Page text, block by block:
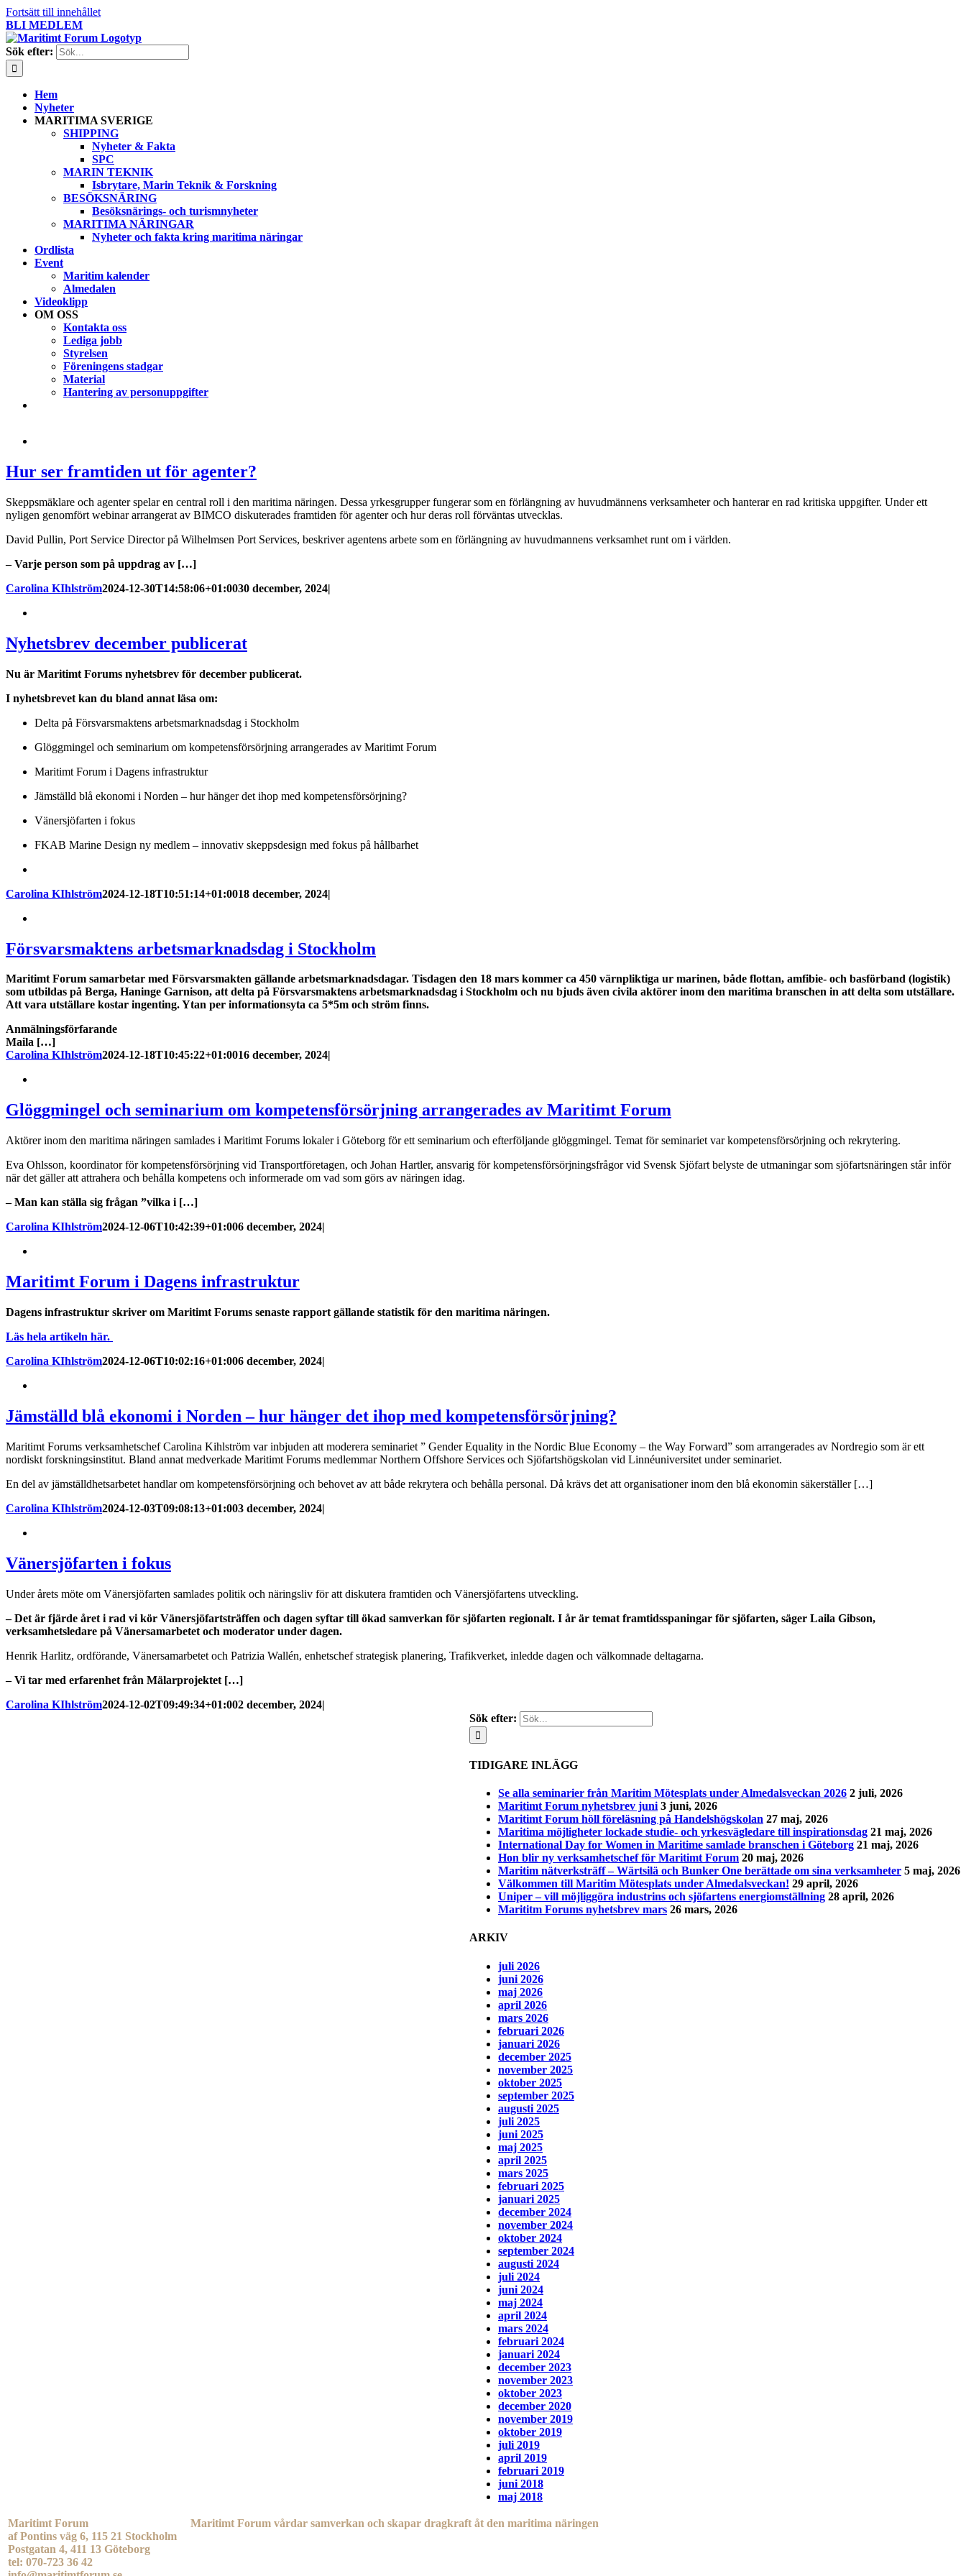
Fortsätt till innehållet
BLI MEDLEM
Sök efter:
Hem
Nyheter
MARITIMA SVERIGE
SHIPPING
Nyheter & Fakta
SPC
MARIN TEKNIK
Isbrytare, Marin Teknik & Forskning
BESÖKSNÄRING
Besöksnärings- och turismnyheter
MARITIMA NÄRINGAR
Nyheter och fakta kring maritima näringar
Ordlista
Event
Maritim kalender
Almedalen
Videoklipp
OM OSS
Kontakta oss
Lediga jobb
Styrelsen
Föreningens stadgar
Material
Hantering av personuppgifter
Hur ser framtiden ut för agenter?
Skeppsmäklare och agenter spelar en central roll i den maritima näringen. Dessa yrkesgrupper fungerar som en förlängning av huvudmännens verksamheter och hanterar en rad kritiska uppgifter. Under ett
nyligen genomfört webinar arrangerat av BIMCO diskuterades framtiden för agenter och hur deras roll förväntas utvecklas.
David Pullin, Port Service Director på Wilhelmsen Port Services, beskriver agentens arbete som en förlängning av huvudmannens verksamhet runt om i världen.
– Varje person som på uppdrag av […]
Carolina KIhlström2024-12-30T14:58:06+01:0030 december, 2024|
Nyhetsbrev december publicerat
Nu är Maritimt Forums nyhetsbrev för december publicerat.
I nyhetsbrevet kan du bland annat läsa om:
Delta på Försvarsmaktens arbetsmarknadsdag i Stockholm
Glöggmingel och seminarium om kompetensförsörjning arrangerades av Maritimt Forum
Maritimt Forum i Dagens infrastruktur
Jämställd blå ekonomi i Norden – hur hänger det ihop med kompetensförsörjning?
Vänersjöfarten i fokus
FKAB Marine Design ny medlem – innovativ skeppsdesign med fokus på hållbarhet
Carolina KIhlström2024-12-18T10:51:14+01:0018 december, 2024|
Försvarsmaktens arbetsmarknadsdag i Stockholm
Maritimt Forum samarbetar med Försvarsmakten gällande arbetsmarknadsdagar. Tisdagen den 18 mars kommer ca 450 värnpliktiga ur marinen, både flottan, amfibie- och basförband (logistik)
som utbildas på Berga, Haninge Garnison, att delta på Försvarsmaktens arbetsmarknadsdag i Stockholm och nu bjuds även civila aktörer inom den maritima branschen in att delta som utställare.
Att vara utställare kostar ingenting. Ytan per informationsyta ca 5*5m och ström finns.
Anmälningsförfarande
Maila […]
Carolina KIhlström2024-12-18T10:45:22+01:0016 december, 2024|
Glöggmingel och seminarium om kompetensförsörjning arrangerades av Maritimt Forum
Aktörer inom den maritima näringen samlades i Maritimt Forums lokaler i Göteborg för ett seminarium och efterföljande glöggmingel. Temat för seminariet var kompetensförsörjning och rekrytering.
Eva Ohlsson, koordinator för kompetensförsörjning vid Transportföretagen, och Johan Hartler, ansvarig för kompetensförsörjningsfrågor vid Svensk Sjöfart belyste de utmaningar som sjöfartsnäringen står inför
när det gäller att attrahera och behålla kompetens och informerade om vad som görs av näringen idag.
– Man kan ställa sig frågan ”vilka i […]
Carolina KIhlström2024-12-06T10:42:39+01:006 december, 2024|
Maritimt Forum i Dagens infrastruktur
Dagens infrastruktur skriver om Maritimt Forums senaste rapport gällande statistik för den maritima näringen.
Läs hela artikeln här.
Carolina KIhlström2024-12-06T10:02:16+01:006 december, 2024|
Jämställd blå ekonomi i Norden – hur hänger det ihop med kompetensförsörjning?
Maritimt Forums verksamhetschef Carolina Kihlström var inbjuden att moderera seminariet ” Gender Equality in the Nordic Blue Economy – the Way Forward” som arrangerades av Nordregio som är ett
nordiskt forskningsinstitut. Bland annat medverkade Maritimt Forums medlemmar Northern Offshore Services och Sjöfartshögskolan vid Linnéuniversitet under seminariet.
En del av jämställdhetsarbetet handlar om kompetensförsörjning och behovet av att både rekrytera och behålla personal. Då krävs det att organisationer inom den blå ekonomin säkerställer […]
Carolina KIhlström2024-12-03T09:08:13+01:003 december, 2024|
Vänersjöfarten i fokus
Under årets möte om Vänersjöfarten samlades politik och näringsliv för att diskutera framtiden och Vänersjöfartens utveckling.
– Det är fjärde året i rad vi kör Vänersjöfartsträffen och dagen syftar till ökad samverkan för sjöfarten regionalt. I år är temat framtidsspaningar för sjöfarten, säger Laila Gibson,
verksamhetsledare på Vänersamarbetet och moderator under dagen.
Henrik Harlitz, ordförande, Vänersamarbetet och Patrizia Wallén, enhetschef strategisk planering, Trafikverket, inledde dagen och välkomnade deltagarna.
– Vi tar med erfarenhet från Mälarprojektet […]
Carolina KIhlström2024-12-02T09:49:34+01:002 december, 2024|
Sök efter:
TIDIGARE INLÄGG
Se alla seminarier från Maritim Mötesplats under Almedalsveckan 2026 2 juli, 2026
Maritimt Forum nyhetsbrev juni 3 juni, 2026
Maritimt Forum höll föreläsning på Handelshögskolan 27 maj, 2026
Maritima möjligheter lockade studie- och yrkesvägledare till inspirationsdag 21 maj, 2026
International Day for Women in Maritime samlade branschen i Göteborg 21 maj, 2026
Hon blir ny verksamhetschef för Maritimt Forum 20 maj, 2026
Maritim nätverksträff – Wärtsilä och Bunker One berättade om sina verksamheter 5 maj, 2026
Välkommen till Maritim Mötesplats under Almedalsveckan! 29 april, 2026
Uniper – vill möjliggöra industrins och sjöfartens energiomställning 28 april, 2026
Marititm Forums nyhetsbrev mars 26 mars, 2026
ARKIV
juli 2026
juni 2026
maj 2026
april 2026
mars 2026
februari 2026
januari 2026
december 2025
november 2025
oktober 2025
september 2025
augusti 2025
juli 2025
juni 2025
maj 2025
april 2025
mars 2025
februari 2025
januari 2025
december 2024
november 2024
oktober 2024
september 2024
augusti 2024
juli 2024
juni 2024
maj 2024
april 2024
mars 2024
februari 2024
januari 2024
december 2023
november 2023
oktober 2023
december 2020
november 2019
oktober 2019
juli 2019
april 2019
februari 2019
juni 2018
maj 2018
Maritimt Forum
af Pontins väg 6, 115 21 Stockholm
Postgatan 4, 411 13 Göteborg
tel: 070-723 36 42
Maritimt Forum vårdar samverkan och skapar dragkraft åt den maritima näringen